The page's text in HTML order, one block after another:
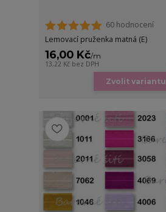
60 hodnocení
Lemovací pruženka matná (E)
16,00 Kč/m
13,22 Kč bez DPH
Zvolit variantu